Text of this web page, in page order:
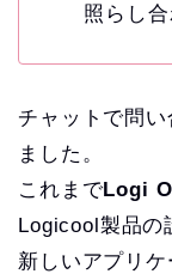
照らし
チャットで問
ました。
これまでLogi
Logicool製品の
新しいアプリ